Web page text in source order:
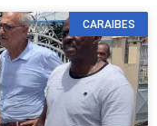
CARAIBES